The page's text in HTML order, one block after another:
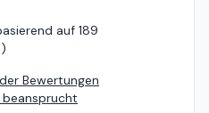
auf 189
)
Bewertungen